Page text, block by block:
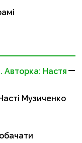
Авторка: Настя
Музиченко